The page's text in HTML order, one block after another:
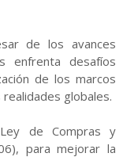
de los avances
enfrenta desafíos
de los marcos
globales.
de Compras y
para mejorar la